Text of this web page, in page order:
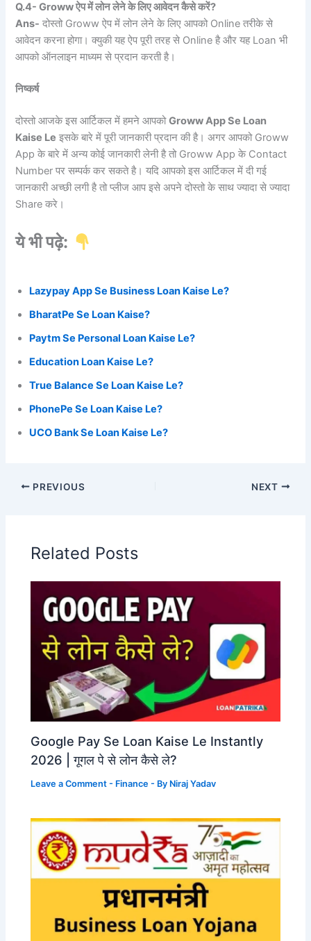
Q.4- Groww ऐप में लोन लेने के लिए आवेदन कैसे करें?
Ans- दोस्तो Groww ऐप में लोन लेने के लिए आपको Online तरीके से
आवेदन करना होगा। क्युकी यह ऐप पूरी तरह से Online है और यह Loan भी
आपको ऑनलाइन माध्यम से प्रदान करती है।
निष्कर्ष
दोस्तो आजके इस आर्टिकल में हमने आपकोGroww App Se Loan
Kaise Le इसके बारे में पूरी जानकारी प्रदान की है। अगर आपको Groww
App के बारे में अन्य कोई जानकारी लेनी है तो Groww App के Contact
Number पर सम्पर्क कर सकते है। यदि आपको इस आर्टिकल में दी गई
जानकारी अच्छी लगी है तो प्लीज आप इसे अपने दोस्तो के साथ ज्यादा से ज्यादा
Share करे।
ये भी पढ़े:
Lazypay App Se Business Loan Kaise Le?
BharatPe Se Loan Kaise?
Paytm Se Personal Loan Kaise Le?
Education Loan Kaise Le?
True Balance Se Loan Kaise Le?
PhonePe Se Loan Kaise Le?
UCO Bank Se Loan Kaise Le?
PREVIOUS NEXT
Related Posts
Google Pay Se Loan Kaise Le Instantly
2026 | गूगल पे से लोन कैसे ले?
Leave a Comment - Finance - By Niraj Yadav